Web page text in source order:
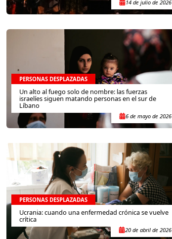
14 de julio de 2026
PERSONAS DESPLAZADAS
Un alto al fuego solo de nombre: las fuerzas
israelíes siguen matando personas en el sur de
Líbano
6 de mayo de 2026
PERSONAS DESPLAZADAS
Ucrania: cuando una enfermedad crónica se vuelve
crítica
20 de abril de 2026